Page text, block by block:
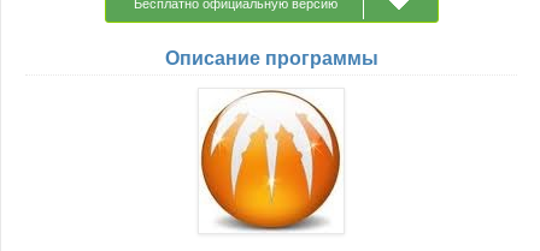
Бесплатно официальную версию
Описание программы